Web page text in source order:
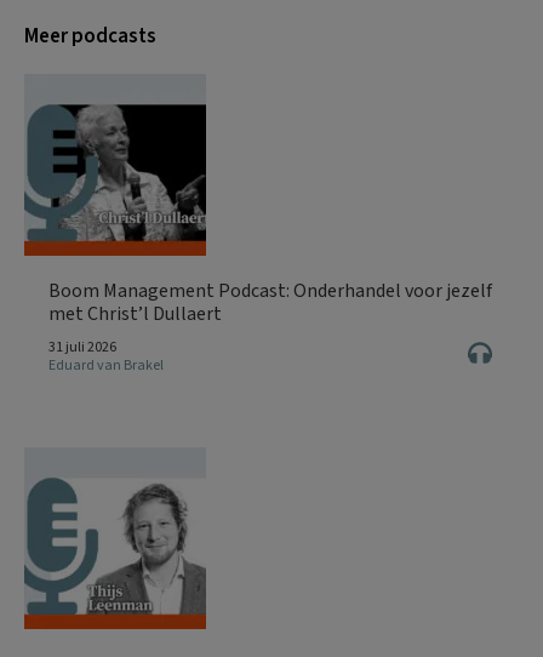
Meer podcasts
Boom Management Podcast: Onderhandel voor jezelf
met Christ’l Dullaert
31 juli 2026
Eduard van Brakel